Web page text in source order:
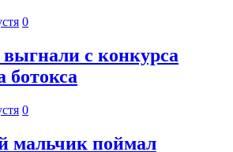
0
выгнали с конкурса
ботокса
0
мальчик поймал